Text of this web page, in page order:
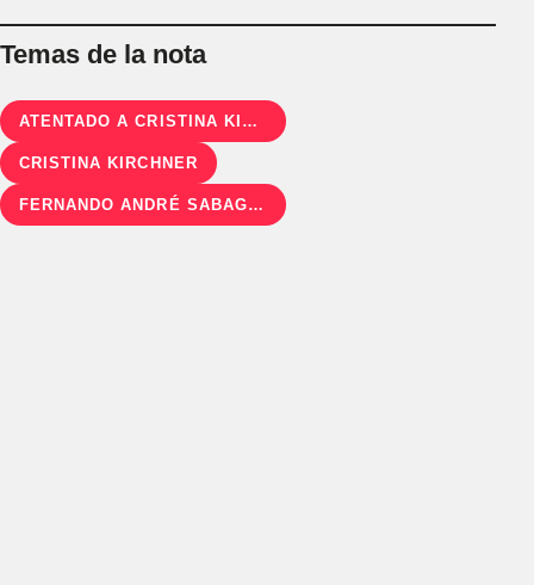
Temas de la nota
ATENTADO A CRISTINA KIRCHNER
CRISTINA KIRCHNER
FERNANDO ANDRÉ SABAG MONTIEL